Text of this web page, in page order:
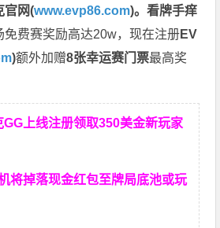
官网(www.evp86.com)。看牌手痒
免费赛奖励高达20w，现在注册EV
)额外加赠8张幸运赛门票最高奖
上线注册领取350美金新玩家
将掉落现金红包至牌局底池或玩